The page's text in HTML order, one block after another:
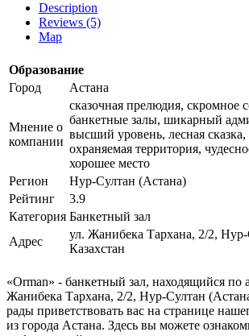
Description
Reviews (5)
Map
Образование
Город
Астана
Мнение о
компании
сказочная прелюдия, скромное
банкетные залы, шикарный
высший уровень, лесная
охраняемая территория,
хорошее место
Регион
Нур-Султан (Астана)
Рейтинг
3.9
Категория Банкетный зал
Адрес
ул. Жанибека Тархана, 2/2,
Казахстан
«Orman» - банкетный зал, находящийся по
Жанибека Тархана, 2/2, Нур-Султан
рады приветствовать вас на странице
из города Астана. Здесь вы можете